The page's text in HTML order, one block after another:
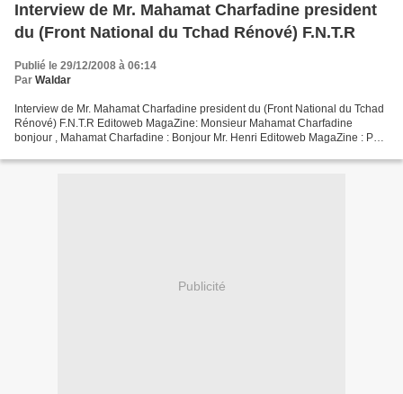
Interview de Mr. Mahamat Charfadine president
du (Front National du Tchad Rénové) F.N.T.R
Publié le 29/12/2008 à 06:14
Par Waldar
Interview de Mr. Mahamat Charfadine president du (Front National du Tchad
Rénové) F.N.T.R Editoweb MagaZine: Monsieur Mahamat Charfadine
bonjour , Mahamat Charfadine : Bonjour Mr. Henri Editoweb MagaZine : Par
Publicité